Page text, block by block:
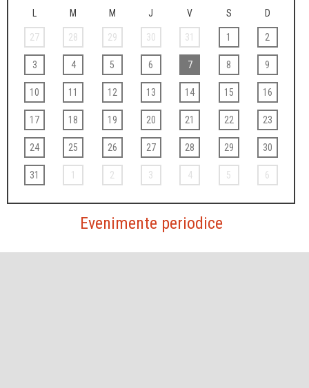
L M M J V S D
27 28 29 30 31 1 2
3 4 5 6 7 8 9
10 11 12 13 14 15 16
17 18 19 20 21 22 23
24 25 26 27 28 29 30
31 1 2 3 4 5 6
Evenimente periodice